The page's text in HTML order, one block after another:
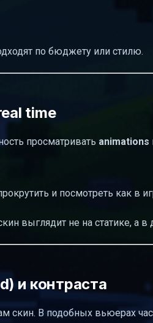
по бюджету или стилю.
time
просматривать animations
и посмотреть как в
выглядит не на статике, а
и контраста
скин. В подобных вьюерах